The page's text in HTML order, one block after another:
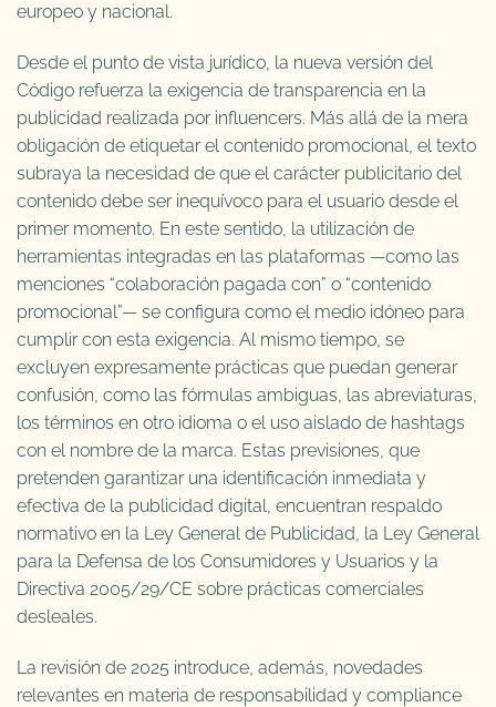
europeo y nacional.
Desde el punto de vista jurídico, la nueva versión del
Código refuerza la exigencia de transparencia en la
publicidad realizada por influencers. Más allá de la mera
obligación de etiquetar el contenido promocional, el texto
subraya la necesidad de que el carácter publicitario del
contenido debe ser inequívoco para el usuario desde el
primer momento. En este sentido, la utilización de
herramientas integradas en las plataformas —como las
menciones “colaboración pagada con” o “contenido
promocional”— se configura como el medio idóneo para
cumplir con esta exigencia. Al mismo tiempo, se
excluyen expresamente prácticas que puedan generar
confusión, como las fórmulas ambiguas, las abreviaturas,
los términos en otro idioma o el uso aislado de hashtags
con el nombre de la marca. Estas previsiones, que
pretenden garantizar una identificación inmediata y
efectiva de la publicidad digital, encuentran respaldo
normativo en la Ley General de Publicidad, la Ley General
para la Defensa de los Consumidores y Usuarios y la
Directiva 2005/29/CE sobre prácticas comerciales
desleales.
La revisión de 2025 introduce, además, novedades
relevantes en materia de responsabilidad y compliance